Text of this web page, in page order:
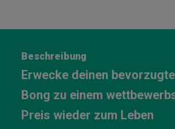
Beschreibung
Erwecke deinen
Bong zu einem
Preis wieder zum Leben